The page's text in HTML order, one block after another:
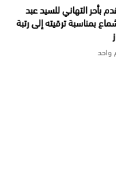
تتقدم بأحر التهاني للسيد عبد
بمناسبة ترقيته إلى رتبة
واحد